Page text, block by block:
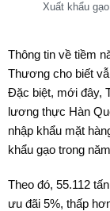
Xuất khẩu
Thông tin về tiềm
Thương cho biết
Đặc biệt, mới đây,
lương thực Hàn
nhập khẩu mặt
khẩu gạo trong
Theo đó, 55.112
ưu đãi 5%, thấp